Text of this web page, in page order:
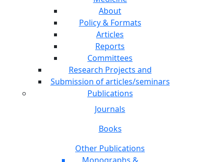
About
Policy & Formats
Articles
Reports
Committees
Research Projects and
Submission of articles/seminars
Publications
Journals
Books
Other Publications